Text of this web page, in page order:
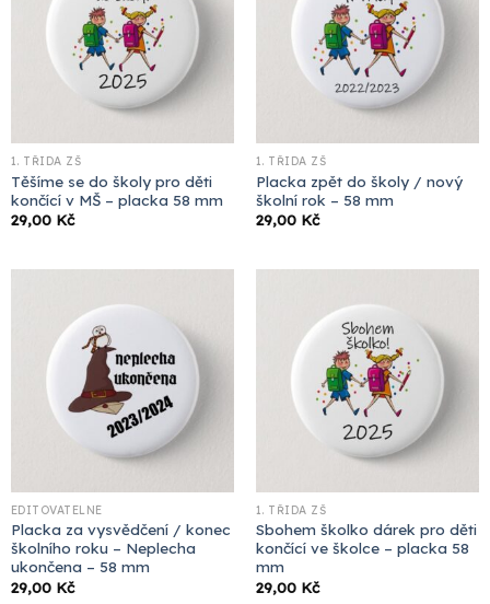
1. TŘÍDA ZŠ
Těšíme se do školy pro děti
končící v MŠ – placka 58 mm
29,00 Kč
1. TŘÍDA ZŠ
Placka zpět do školy / nový
školní rok – 58 mm
29,00 Kč
EDITOVATELNÉ
Placka za vysvědčení / konec
školního roku – Neplecha
ukončena – 58 mm
29,00 Kč
1. TŘÍDA ZŠ
Sbohem školko dárek pro děti
končící ve školce – placka 58
mm
29,00 Kč